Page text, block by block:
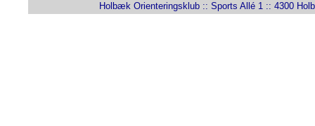
Holbæk Orienteringsklub :: Sports Allé 1 :: 4300